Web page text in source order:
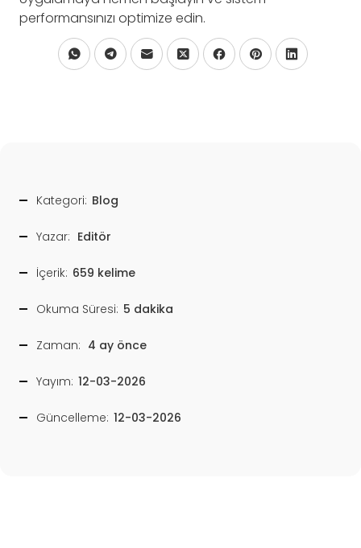
performansınızı optimize edin.
Kategori: Blog
Yazar: Editör
İçerik: 659 kelime
Okuma Süresi: 5 dakika
Zaman: 4 ay önce
Yayım: 12-03-2026
Güncelleme: 12-03-2026